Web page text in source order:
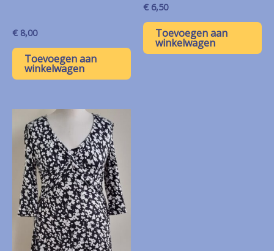
€ 8,00
Toevoegen aan
winkelwagen
€ 6,50
Toevoegen aan
winkelwagen